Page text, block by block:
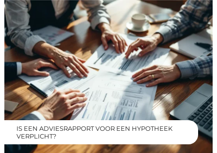
IS EEN ADVIESRAPPORT VOOR EEN HYPOTHEEK
VERPLICHT?